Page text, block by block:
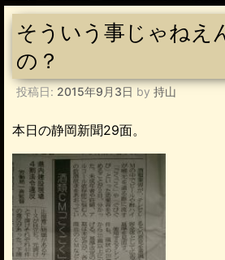
そういう事じゃねえ
の？
投稿日: 2015年9月3日 by 持山
本日の静岡新聞29面。